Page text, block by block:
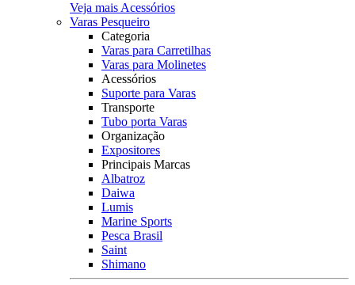
Veja mais Acessórios
Varas Pesqueiro
Categoria
Varas para Carretilhas
Varas para Molinetes
Acessórios
Suporte para Varas
Transporte
Tubo porta Varas
Organização
Expositores
Principais Marcas
Albatroz
Daiwa
Lumis
Marine Sports
Pesca Brasil
Saint
Shimano